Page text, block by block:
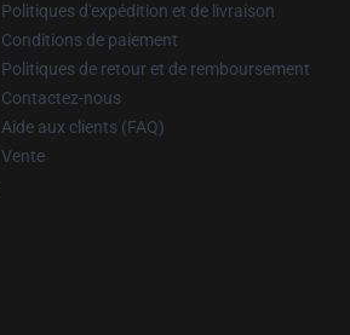
Politiques d'expédition et de livraison
Conditions de paiement
Politiques de retour et de remboursement
Contactez-nous
Aide aux clients (FAQ)
Vente